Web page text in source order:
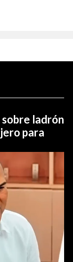
ladrón
para